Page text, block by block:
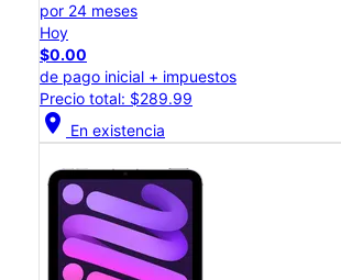
por 24 meses
Hoy
$0.00
de pago inicial + impuestos
Precio total: $289.99
location_on En existencia